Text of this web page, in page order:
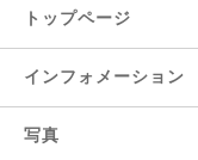
トップページ
インフォメーション
写真